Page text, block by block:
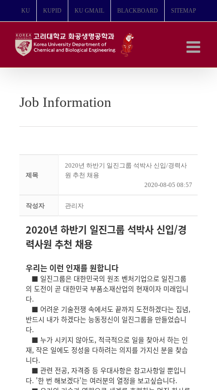
뛰
KU KUPID KU GMAIL BLACKBOARD SITEMAP
Job Information
제목
2020년 하반기 일진그룹 석박사 신입/경력사
원 추천 채용
2020-08-05 08:57
작성자 관리자
2020년 하반기 일진그룹 석박사 신입/경
력사원 추천 채용
우리는 이런 인재를 원합니다
■ 일진그룹은 대한민국의 원조 벤처기업으로 일진그룹
의 도전이 곧 대한민국 부품소재산업의 현재이자 미래입니
다.
■ 어려운 기술전쟁 속에서도 끝까지 도전하겠다는 집념,
반드시 내가 하겠다는 능동정신이 일진그룹을 만들었습니
다.
■ 누가 시키지 않아도, 적극적으로 일을 찾아서 하는 인
재, 작은 일에도 정성을 다하려는 의지를 가지신 분을 찾습
니다.
■ 관련 전공, 자격증 등 우대사항은 참고사항일 뿐입니
다. '한 번 해보겠다'는 여러분의 열정을 보고싶습니다.